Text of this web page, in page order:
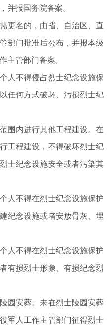
并报国务院备案。
名的，由省、自治区、直
部门批准后公布，并报本级
主管部门备案。
不得侵占烈士纪念设施保
任何方式破坏、污损烈士纪
内进行其他工程建设。在
工程建设，不得破坏烈士纪
士纪念设施安全或者污染其
不得在烈士纪念设施保护
纪念设施或者安放骨灰、埋
不得在烈士纪念设施保护
有损烈士形象、有损纪念烈
安葬。未在烈士陵园安葬
军人工作主管部门征得烈士